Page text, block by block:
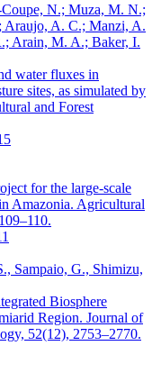
N.; Muza, M. N.;
Araujo, A. C.; Manzi, A.
Arain, M. A.; Baker, I.
water fluxes in
sites, as simulated by
and Forest
for the large-scale
Amazonia. Agricultural
Sampaio, G., Shimizu,
Biosphere
Region. Journal of
52(12), 2753–2770.